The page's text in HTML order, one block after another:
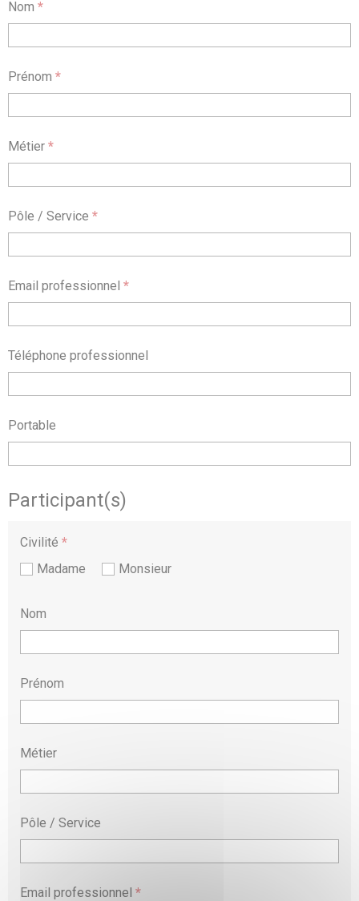
Nom *
Prénom *
Métier *
Pôle / Service *
Email professionnel *
Téléphone professionnel
Portable
Participant(s)
Civilité *
Madame
Monsieur
Nom
Prénom
Métier
Pôle / Service
Email professionnel *